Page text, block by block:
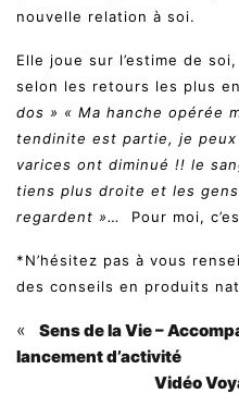
nouvelle relation à soi.
Elle joue sur l’estime de
selon les retours les plus
dos » « Ma hanche opérée
tendinite est partie, je
varices ont diminué !! le
tiens plus droite et les
regardent »… Pour moi,
*N’hésitez pas à vous
des conseils en produits
«
Sens de la Vie –
lancement d’activité
Vidéo